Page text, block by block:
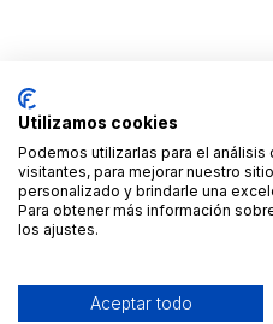
Utilizamos cookies
Podemos utilizarlas para el
visitantes, para mejorar nuestro
personalizado y brindarle una
Para obtener más información
los ajustes.
Aceptar todo